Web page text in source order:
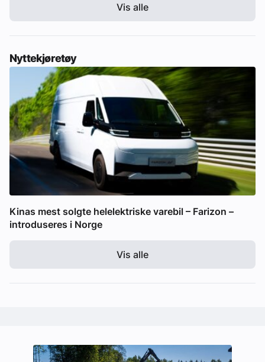
Vis alle
Nyttekjøretøy
Kinas mest solgte helelektriske varebil – Farizon –
introduseres i Norge
Vis alle